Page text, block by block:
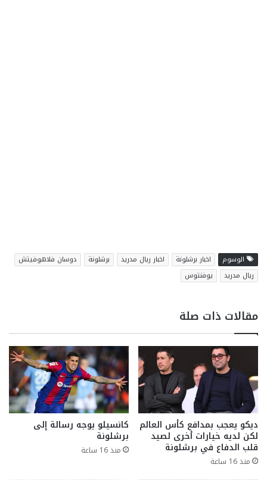
الوسوم اخبار برشلونة اخبار ريال مدريد برشلونة
دوسان فلاهوفيتش
ريال مدريد
يوفنتوس
مقالات ذات صلة
ديكو يعجب بمدافع كأس العالم
لكن لديه خيارات أخرى لصيد
قلب الدفاع في برشلونة
منذ 16 ساعة
كانسيلو يوجه رسالة إلى
برشلونة
منذ 16 ساعة